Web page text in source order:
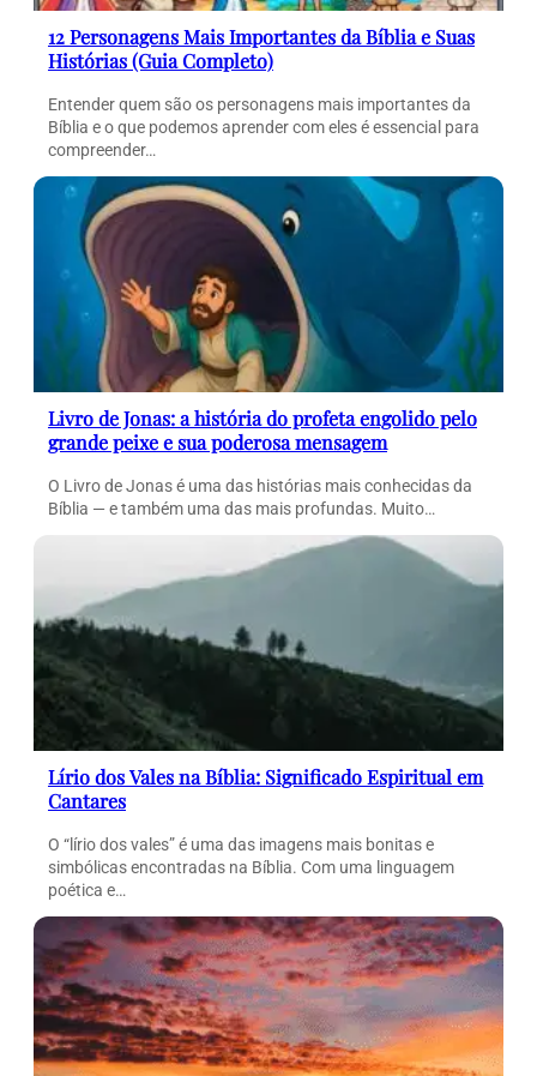
12 Personagens Mais Importantes da Bíblia e Suas
Histórias (Guia Completo)
Entender quem são os personagens mais importantes da
Bíblia e o que podemos aprender com eles é essencial para
compreender…
Livro de Jonas: a história do profeta engolido pelo
grande peixe e sua poderosa mensagem
O Livro de Jonas é uma das histórias mais conhecidas da
Bíblia — e também uma das mais profundas. Muito…
Lírio dos Vales na Bíblia: Significado Espiritual em
Cantares
O “lírio dos vales” é uma das imagens mais bonitas e
simbólicas encontradas na Bíblia. Com uma linguagem
poética e…